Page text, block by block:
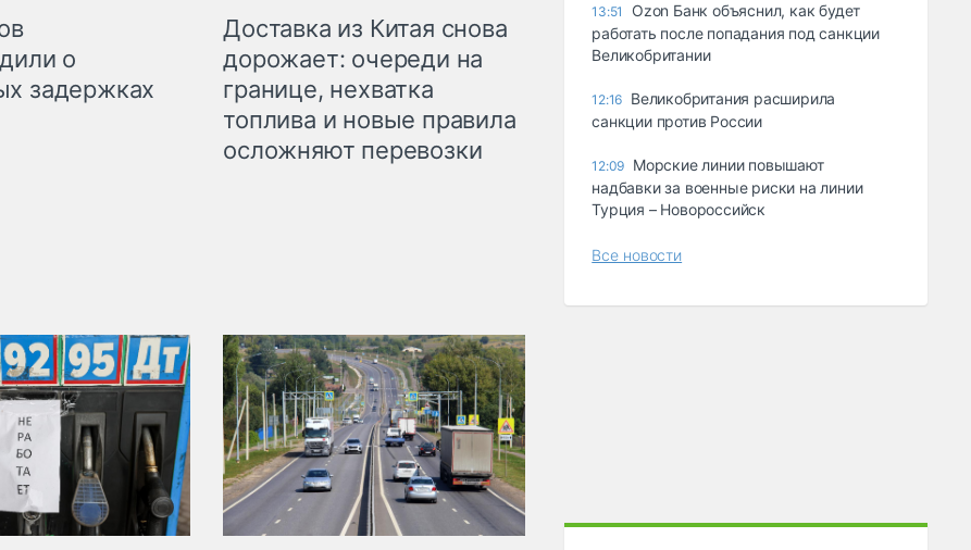
о
задержках
Доставка из Китая снова
дорожает: очереди на
границе, нехватка
топлива и новые правила
осложняют перевозки
13:51
Ozon Банк объяснил, как будет
работать после попадания под санкции
Великобритании
12:16 Великобритания расширила
санкции против России
12:09 Морские линии повышают
надбавки за военные риски на линии
Турция – Новороссийск
Все новости